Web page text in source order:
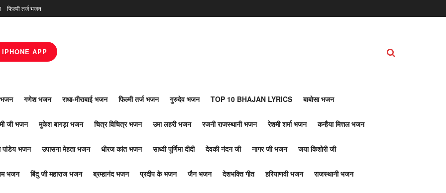
फिल्मी तर्ज भजन
IPHONE APP
भजन गणेश भजन राधा-मीराबाई भजन फिल्मी तर्ज भजन गुरुदेव भजन TOP 10 BHAJAN LYRICS बाबोसा भजन
जी भजन मुकेश बागड़ा भजन चित्र विचित्र भजन उमा लहरी भजन रजनी राजस्थानी भजन रेशमी शर्मा भजन कन्हैया मित्तल भजन
पांडेय भजन उपासना मेहता भजन धीरज कांत भजन साध्वी पूर्णिमा दीदी देवकी नंदन जी नागर जी भजन जया किशोरी जी
भजन बिंदु जी महाराज भजन ब्रम्हानंद भजन प्रदीप के भजन जैन भजन देशभक्ति गीत हरियाणवी भजन राजस्थानी भजन